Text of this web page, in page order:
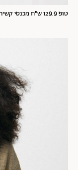
טופ 129.9 ש"ח מכנסי קשירה 129 ש"ח | צילום: יח"צ חו"ל